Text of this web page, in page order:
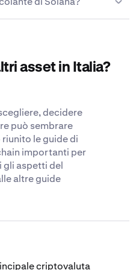
rapido e semplice. Per
per il trading, visita il
di lasciare su Kraken.
più sicuro per le tue
riconosciuti a livello
asset in Italia?
decidere
può sembrare
riunito le guide di
importanti per
aspetti del
altre guide
criptovaluta